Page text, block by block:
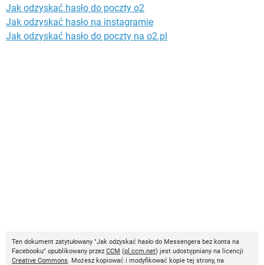
Jak odzyskać hasło do poczty o2
Jak odzyskać hasło na instagramie
Jak odzyskać hasło do poczty na o2.pl
Ten dokument zatytułowany "Jak odzyskać hasło do Messengera bez konta na
Facebooku" opublikowany przez CCM (pl.ccm.net) jest udostępniany na licencji
Creative Commons. Możesz kopiować i modyfikować kopie tej strony, na